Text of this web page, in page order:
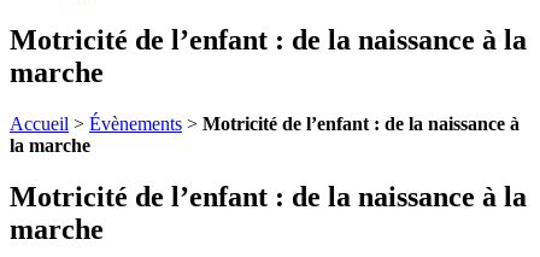
Motricité de l’enfant : de la naissance à la
marche
Accueil > Évènements > Motricité de l’enfant : de la naissance à
la marche
Motricité de l’enfant : de la naissance à la
marche